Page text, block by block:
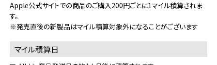
Apple公式サイトでの商品のご購入200円ごとに1マイル積算されま
す。
※発売直後の新製品はマイル積算対象外になることがございます
マイル積算日